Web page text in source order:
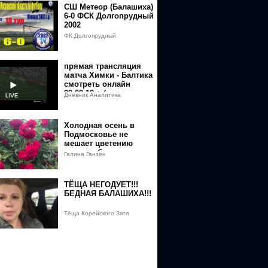
СШ Метеор (Балашиха)
6-0 ФСК Долгопрудный
2002
ФК Долгопрудный
прямая трансляция
матча Химки - Балтика
смотреть онлайн
29.09.19 + (прогноз на
Дневник Аналитика
Холодная осень в
Подмосковье не
мешает цветению
моих любимых роз.
Галина Ганзен
ТЁЩА НЕГОДУЕТ!!!
БЕДНАЯ БАЛАШИХА!!!
Тёща Корейского Зятя